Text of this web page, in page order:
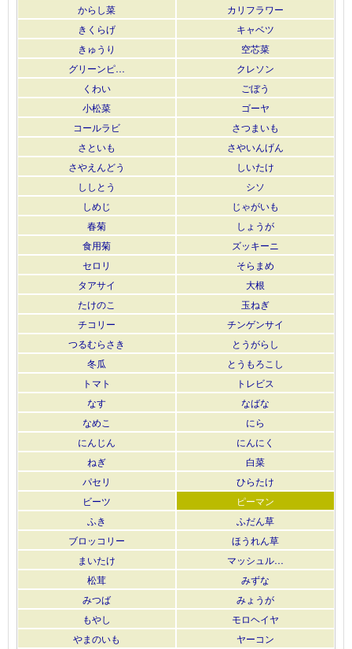
からし菜
カリフラワー
きくらげ
キャベツ
きゅうり
空芯菜
グリーンピ…
クレソン
くわい
ごぼう
小松菜
ゴーヤ
コールラビ
さつまいも
さといも
さやいんげん
さやえんどう
しいたけ
ししとう
シソ
しめじ
じゃがいも
春菊
しょうが
食用菊
ズッキーニ
セロリ
そらまめ
タアサイ
大根
たけのこ
玉ねぎ
チコリー
チンゲンサイ
つるむらさき
とうがらし
冬瓜
とうもろこし
トマト
トレビス
なす
なばな
なめこ
にら
にんじん
にんにく
ねぎ
白菜
パセリ
ひらたけ
ビーツ
ピーマン
ふき
ふだん草
ブロッコリー
ほうれん草
まいたけ
マッシュル…
松茸
みずな
みつば
みょうが
もやし
モロヘイヤ
やまのいも
ヤーコン